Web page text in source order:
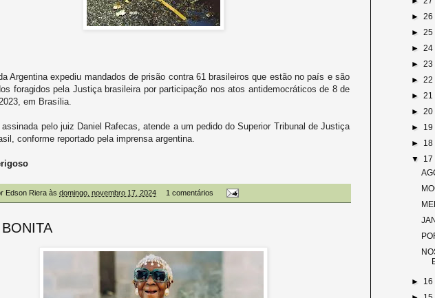
Argentina expediu mandados de prisão contra 61 brasileiros que estão no país e são
foragidos pela Justiça brasileira por participação nos atos antidemocráticos de 8 de
em Brasília.
pelo juiz Daniel Rafecas, atende a um pedido do Superior Tribunal de Justiça
conforme reportado pela imprensa argentina.
Edson Riera às domingo, novembro 17, 2024 1 comentários
► 26
► 25
► 24
► 23
► 22
► 21
► 20
► 19
► 18
▼ 17
► 16